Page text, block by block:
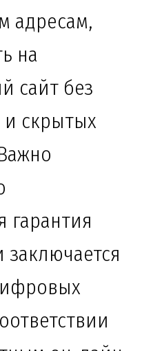
адресам,
на
сайт без
скрытых
гарантия
заключается